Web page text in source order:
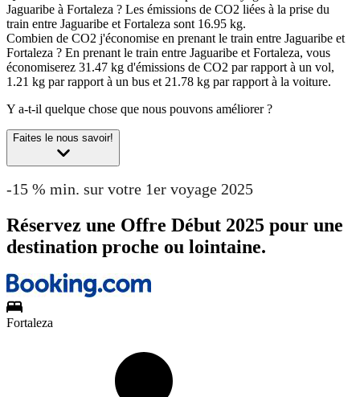
Jaguaribe à Fortaleza ? Les émissions de CO2 liées à la prise du
train entre Jaguaribe et Fortaleza sont 16.95 kg.
Combien de CO2 j'économise en prenant le train entre Jaguaribe et
Fortaleza ? En prenant le train entre Jaguaribe et Fortaleza, vous
économiserez 31.47 kg d'émissions de CO2 par rapport à un vol,
1.21 kg par rapport à un bus et 21.78 kg par rapport à la voiture.
Y a-t-il quelque chose que nous pouvons améliorer ?
Faites le nous savoir!
-15 % min. sur votre 1er voyage 2025
Réservez une Offre Début 2025 pour une
destination proche ou lointaine.
Fortaleza